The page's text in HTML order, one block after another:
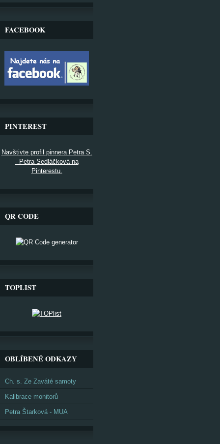
FACEBOOK
PINTEREST
Navštivte profil pinnera Petra S.
- Petra Sedláčková na
Pinterestu.
QR CODE
TOPLIST
OBLÍBENÉ ODKAZY
Ch. s. Ze Zaváté samoty
Kalibrace monitorů
Petra Štarková - MUA